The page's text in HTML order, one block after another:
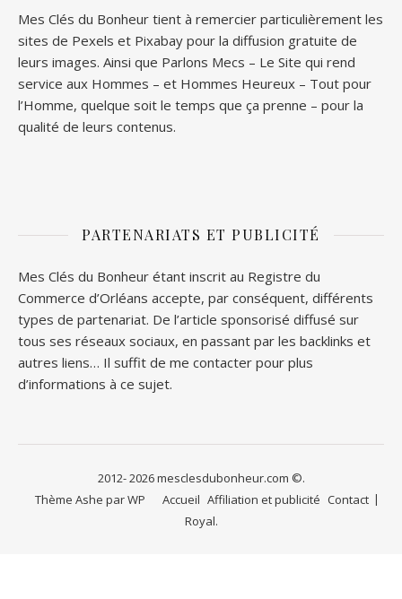
Mes Clés du Bonheur tient à remercier particulièrement les
sites de Pexels et Pixabay pour la diffusion gratuite de
leurs images. Ainsi que Parlons Mecs – Le Site qui rend
service aux Hommes – et Hommes Heureux – Tout pour
l’Homme, quelque soit le temps que ça prenne – pour la
qualité de leurs contenus.
PARTENARIATS ET PUBLICITÉ
Mes Clés du Bonheur étant inscrit au Registre du
Commerce d’Orléans accepte, par conséquent, différents
types de partenariat. De l’article sponsorisé diffusé sur
tous ses réseaux sociaux, en passant par les backlinks et
autres liens… Il suffit de me contacter pour plus
d’informations à ce sujet.
2012- 2026 mesclesdubonheur.com ©.
Accueil Affiliation et publicité Contact
Thème Ashe parWP
Royal.